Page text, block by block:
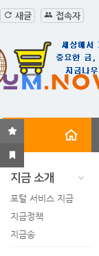
새글 접속자
지금 소개
포털 서비스 지금
지금정책
지금송